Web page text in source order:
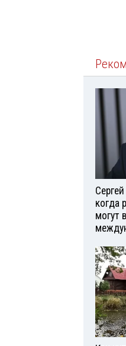
когда
могут